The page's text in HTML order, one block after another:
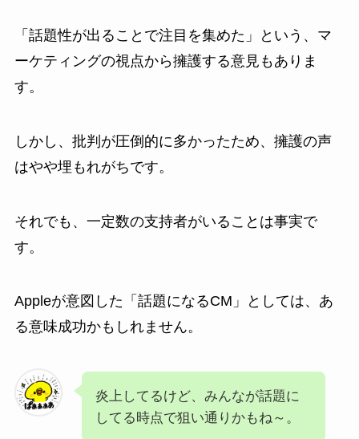
「話題性が出ることで注目を集めた」という、マ
ーケティングの視点から擁護する意見もありま
す。
しかし、批判が圧倒的に多かったため、擁護の声
はやや埋もれがちです。
それでも、一定数の支持者がいることは事実で
す。
Appleが意図した「話題になるCM」としては、あ
る意味成功かもしれません。
炎上してるけど、みんなが話題に
してる時点で狙い通りかもね～。